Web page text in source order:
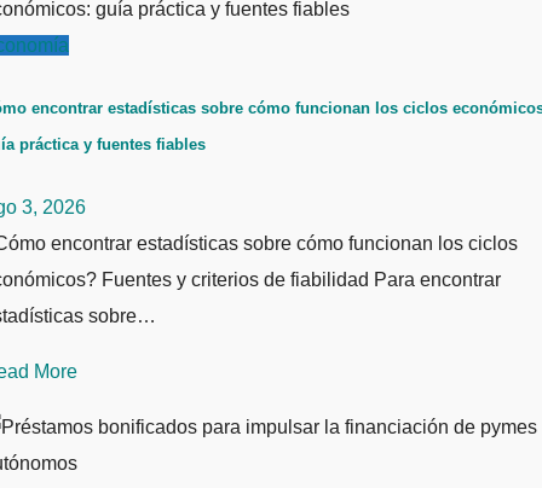
encontrar estadísticas sobre cómo funcionan los ciclos
práctica y fuentes fiables
3, 2026
encontrar estadísticas sobre cómo funcionan los ciclos
Fuentes y criterios de fiabilidad Para encontrar
sobre…
More